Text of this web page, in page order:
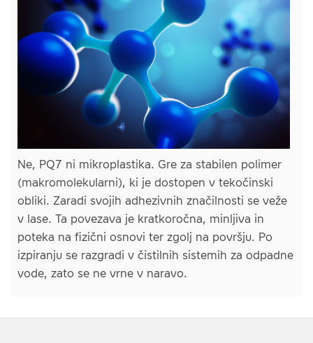
Ne, PQ7 ni mikroplastika. Gre za stabilen polimer
(makromolekularni), ki je dostopen v tekočinski
obliki. Zaradi svojih adhezivnih značilnosti se veže
v lase. Ta povezava je kratkoročna, minljiva in
poteka na fizični osnovi ter zgolj na površju. Po
izpiranju se razgradi v čistilnih sistemih za odpadne
vode, zato se ne vrne v naravo.